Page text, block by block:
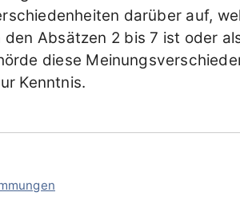
darüber auf,
Absätzen 2 bis 7 ist oder
diese
Kenntnis.